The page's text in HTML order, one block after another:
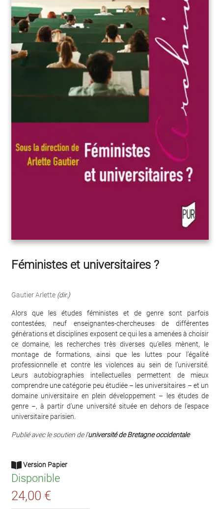
Féministes et universitaires ?
Gautier Arlette (dir.)
Alors que les études féministes et de genre sont parfois
contestées, neuf enseignantes-chercheuses de différentes
générations et disciplines exposent ce qui les a amenées à choisir
ce domaine, les recherches très diverses qu’elles mènent, le
montage de formations, ainsi que les luttes pour l’égalité
professionnelle et contre les violences au sein de l’université.
Leurs autobiographies intellectuelles permettent de mieux
comprendre une catégorie peu étudiée – les universitaires – et un
domaine universitaire en plein développement – les études de
genre –, à partir d’une université située en dehors de l’espace
universitaire parisien.
Publié avec le soutien de l’université de Bretagne occidentale
Version Papier
Disponible
24,00 €